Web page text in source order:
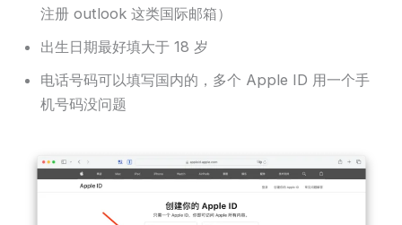
注册 outlook 这类国际邮箱）
出生日期最好填大于 18 岁
电话号码可以填写国内的，多个 Apple ID 用一个手
机号码没问题